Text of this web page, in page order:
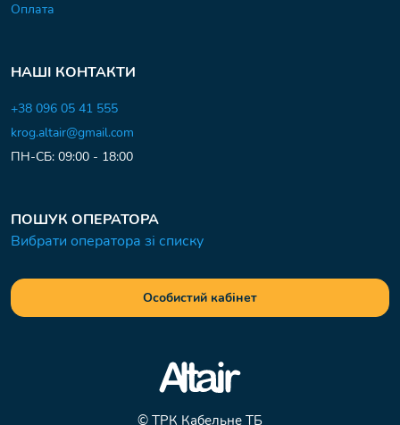
Оплата
НАШІ КОНТАКТИ
+38 096 05 41 555
krog.altair@gmail.com
ПН-СБ: 09:00 - 18:00
ПОШУК ОПЕРАТОРА
Вибрати оператора зі списку
Особистий кабінет
© ТРК Кабельне ТБ